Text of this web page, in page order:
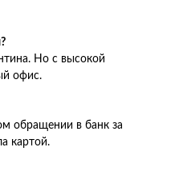
Но с высокой
офис.
обращении в банк за
картой.